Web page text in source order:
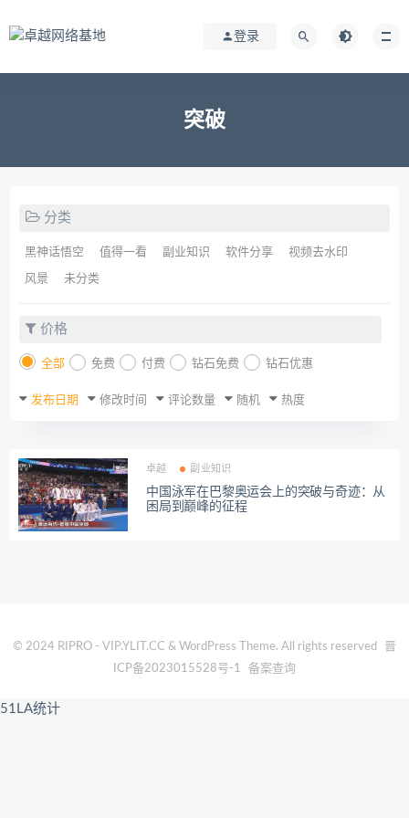
登录
突破
分类
黑神话悟空 值得一看 副业知识 软件分享 视频去水印
风景 未分类
价格
全部 免费 付费 钻石免费 钻石优惠
发布日期 修改时间 评论数量 随机 热度
卓越 副业知识
中国泳军在巴黎奥运会上的突破与奇迹：从
困局到巅峰的征程
© 2024 RIPRO - VIP.YLIT.CC & WordPress Theme. All rights reserved
晋
ICP备2023015528号-1
备案查询
51LA统计